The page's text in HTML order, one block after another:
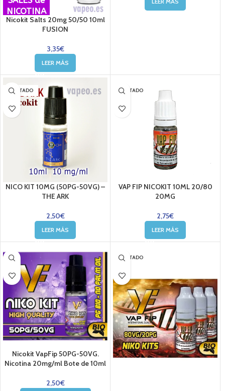
NICOTINA
Nicokit Salts 20mg 50/50 10ml
FUSION
3,35€
LEER MÁS
AGOTADO
NICO KIT 10MG (50PG-50VG) –
THE ARK
2,50€
LEER MÁS
AGOTADO
VAP FIP NICOKIT 10ML 20/80
20MG
2,75€
LEER MÁS
Nicokit VapFip 50PG-50VG.
Nicotina 20mg/ml Bote de 10ml
2,50€
AGOTADO